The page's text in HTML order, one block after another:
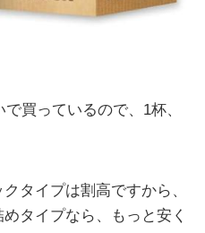
買っているので、1杯、
タイプは割高ですから、
タイプなら、もっと安く